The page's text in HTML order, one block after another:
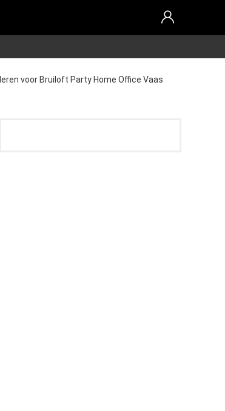
voor Bruiloft Party Home Office Vaas